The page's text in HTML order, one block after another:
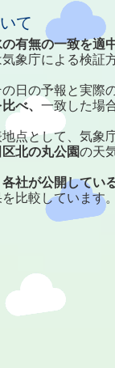
て
有無の一致を適
象庁による検証
日の予報と実際
比べ、一致した場
点として、気象
北の丸公園の天
各社が公開してい
比較しています。